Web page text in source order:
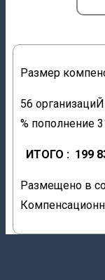
Размер
56
% пополнение
ИТОГО : 199
Размещено в